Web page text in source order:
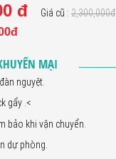
đ Giá cũ : 2,300,000đ
MẠI
nguyệt.
gẩy .<
bảo khi vận chuyển.
dự phòng.